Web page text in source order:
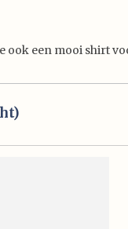
ook een mooi shirt